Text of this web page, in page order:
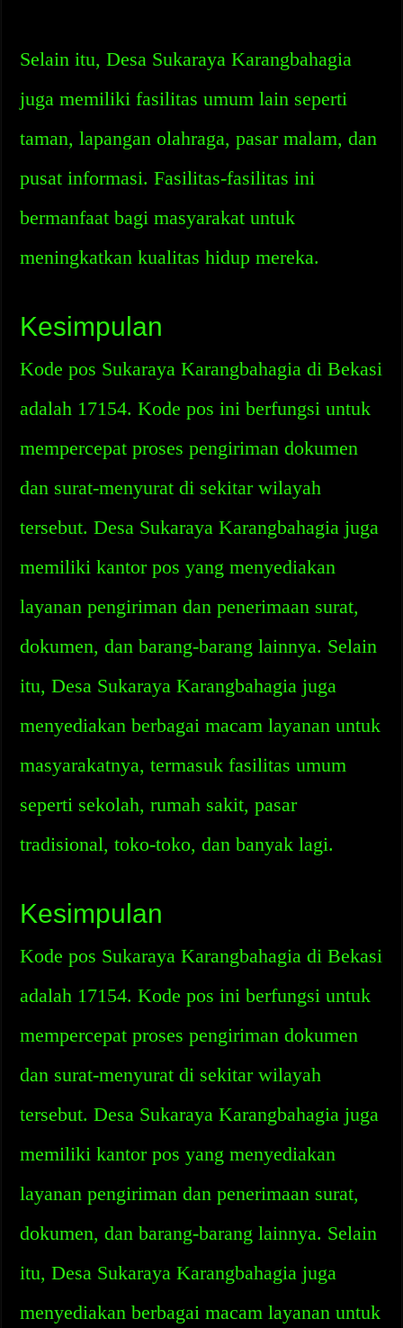
Selain itu, Desa Sukaraya Karangbahagia
juga memiliki fasilitas umum lain seperti
taman, lapangan olahraga, pasar malam, dan
pusat informasi. Fasilitas-fasilitas ini
bermanfaat bagi masyarakat untuk
meningkatkan kualitas hidup mereka.
Kesimpulan
Kode pos Sukaraya Karangbahagia di Bekasi
adalah 17154. Kode pos ini berfungsi untuk
mempercepat proses pengiriman dokumen
dan surat-menyurat di sekitar wilayah
tersebut. Desa Sukaraya Karangbahagia juga
memiliki kantor pos yang menyediakan
layanan pengiriman dan penerimaan surat,
dokumen, dan barang-barang lainnya. Selain
itu, Desa Sukaraya Karangbahagia juga
menyediakan berbagai macam layanan untuk
masyarakatnya, termasuk fasilitas umum
seperti sekolah, rumah sakit, pasar
tradisional, toko-toko, dan banyak lagi.
Kesimpulan
Kode pos Sukaraya Karangbahagia di Bekasi
adalah 17154. Kode pos ini berfungsi untuk
mempercepat proses pengiriman dokumen
dan surat-menyurat di sekitar wilayah
tersebut. Desa Sukaraya Karangbahagia juga
memiliki kantor pos yang menyediakan
layanan pengiriman dan penerimaan surat,
dokumen, dan barang-barang lainnya. Selain
itu, Desa Sukaraya Karangbahagia juga
menyediakan berbagai macam layanan untuk